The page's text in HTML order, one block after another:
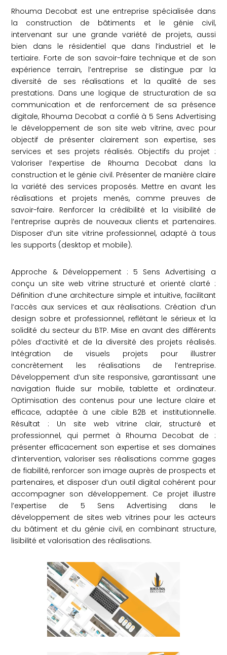
Rhouma Decobat est une entreprise spécialisée dans
la construction de bâtiments et le génie civil,
intervenant sur une grande variété de projets, aussi
bien dans le résidentiel que dans l’industriel et le
tertiaire. Forte de son savoir-faire technique et de son
expérience terrain, l’entreprise se distingue par la
diversité de ses réalisations et la qualité de ses
prestations. Dans une logique de structuration de sa
communication et de renforcement de sa présence
digitale, Rhouma Decobat a confié à 5 Sens Advertising
le développement de son site web vitrine, avec pour
objectif de présenter clairement son expertise, ses
services et ses projets réalisés. Objectifs du projet :
Valoriser l’expertise de Rhouma Decobat dans la
construction et le génie civil. Présenter de manière claire
la variété des services proposés. Mettre en avant les
réalisations et projets menés, comme preuves de
savoir-faire. Renforcer la crédibilité et la visibilité de
l’entreprise auprès de nouveaux clients et partenaires.
Disposer d’un site vitrine professionnel, adapté à tous
les supports (desktop et mobile).
Approche & Développement : 5 Sens Advertising a
conçu un site web vitrine structuré et orienté clarté :
Définition d’une architecture simple et intuitive, facilitant
l’accès aux services et aux réalisations. Création d’un
design sobre et professionnel, reflétant le sérieux et la
solidité du secteur du BTP. Mise en avant des différents
pôles d’activité et de la diversité des projets réalisés.
Intégration de visuels projets pour illustrer
concrètement les réalisations de l’entreprise.
Développement d’un site responsive, garantissant une
navigation fluide sur mobile, tablette et ordinateur.
Optimisation des contenus pour une lecture claire et
efficace, adaptée à une cible B2B et institutionnelle.
Résultat : Un site web vitrine clair, structuré et
professionnel, qui permet à Rhouma Decobat de :
présenter efficacement son expertise et ses domaines
d’intervention, valoriser ses réalisations comme gages
de fiabilité, renforcer son image auprès de prospects et
partenaires, et disposer d’un outil digital cohérent pour
accompagner son développement. Ce projet illustre
l’expertise de 5 Sens Advertising dans le
développement de sites web vitrines pour les acteurs
du bâtiment et du génie civil, en combinant structure,
lisibilité et valorisation des réalisations.